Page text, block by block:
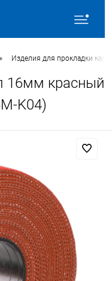
Изделия для прокладки
16мм красный
K04)